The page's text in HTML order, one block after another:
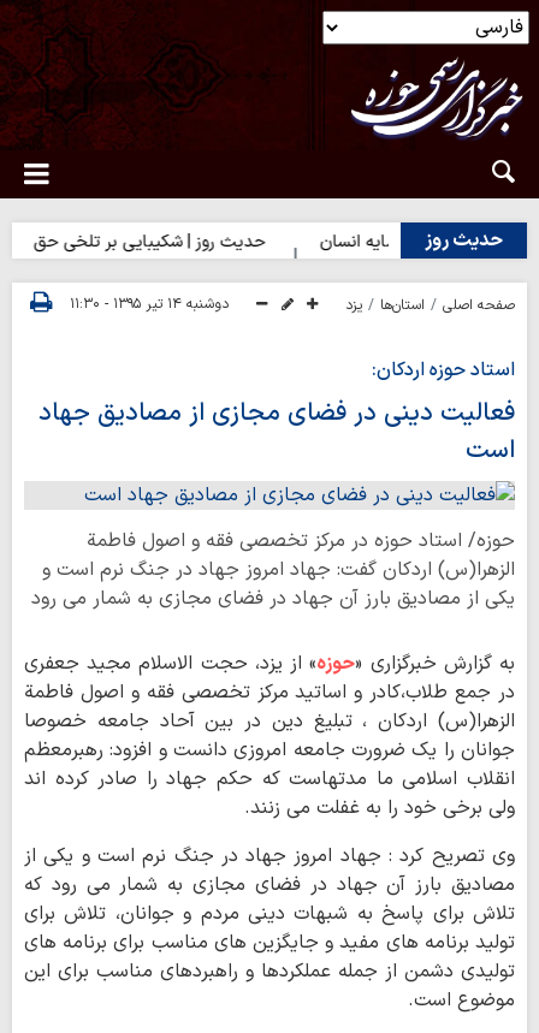
حدیث روز
| بهترین سرمایه انسان حدیث روز | شکیبایی بر تلخی حق
صفحه اصلی استان‌ها یزد دوشنبه ۱۴ تیر ۱۳۹۵ - ۱۱:۳۰
استاد حوزه اردکان:
فعالیت دینی در فضای مجازی از مصادیق جهاد
است
حوزه/ استاد حوزه در مرکز تخصصی فقه و اصول فاطمة
الزهرا(س) اردکان گفت: جهاد امروز جهاد در جنگ نرم است و
یکی از مصادیق بارز آن جهاد در فضای مجازی به شمار می رود
به گزارش خبرگزاری «حوزه» از یزد، حجت الاسلام مجید جعفری
در جمع طلاب،کادر و اساتید مرکز تخصصی فقه و اصول فاطمة
الزهرا(س) اردکان ، تبلیغ دین در بین آحاد جامعه خصوصا
جوانان را یک ضرورت جامعه امروزی دانست و افزود: رهبرمعظم
انقلاب اسلامی ما مدتهاست که حکم جهاد را صادر کرده اند
ولی برخی خود را به غفلت می زنند.
وی تصریح کرد : جهاد امروز جهاد در جنگ نرم است و یکی از
مصادیق بارز آن جهاد در فضای مجازی به شمار می رود که
تلاش برای پاسخ به شبهات دینی مردم و جوانان، تلاش برای
تولید برنامه های مفید و جایگزین های مناسب برای برنامه های
تولیدی دشمن از جمله عملکردها و راهبردهای مناسب برای این
موضوع است.